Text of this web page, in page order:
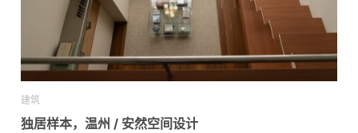
建筑
独居样本，温州 / 安然空间设计